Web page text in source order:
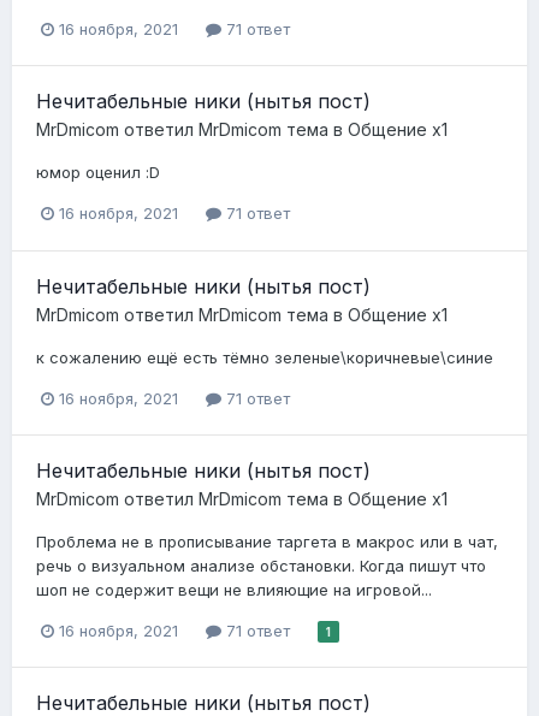
16 ноября, 2021 71 ответ
Нечитабельные ники (нытья пост)
MrDmicom ответил MrDmicom тема в Общение x1
юмор оценил :D
16 ноября, 2021 71 ответ
Нечитабельные ники (нытья пост)
MrDmicom ответил MrDmicom тема в Общение x1
к сожалению ещё есть тёмно зеленые\коричневые\синие
16 ноября, 2021 71 ответ
Нечитабельные ники (нытья пост)
MrDmicom ответил MrDmicom тема в Общение x1
Проблема не в прописывание таргета в макрос или в чат,
речь о визуальном анализе обстановки. Когда пишут что
шоп не содержит вещи не влияющие на игровой...
16 ноября, 2021 71 ответ 1
Нечитабельные ники (нытья пост)